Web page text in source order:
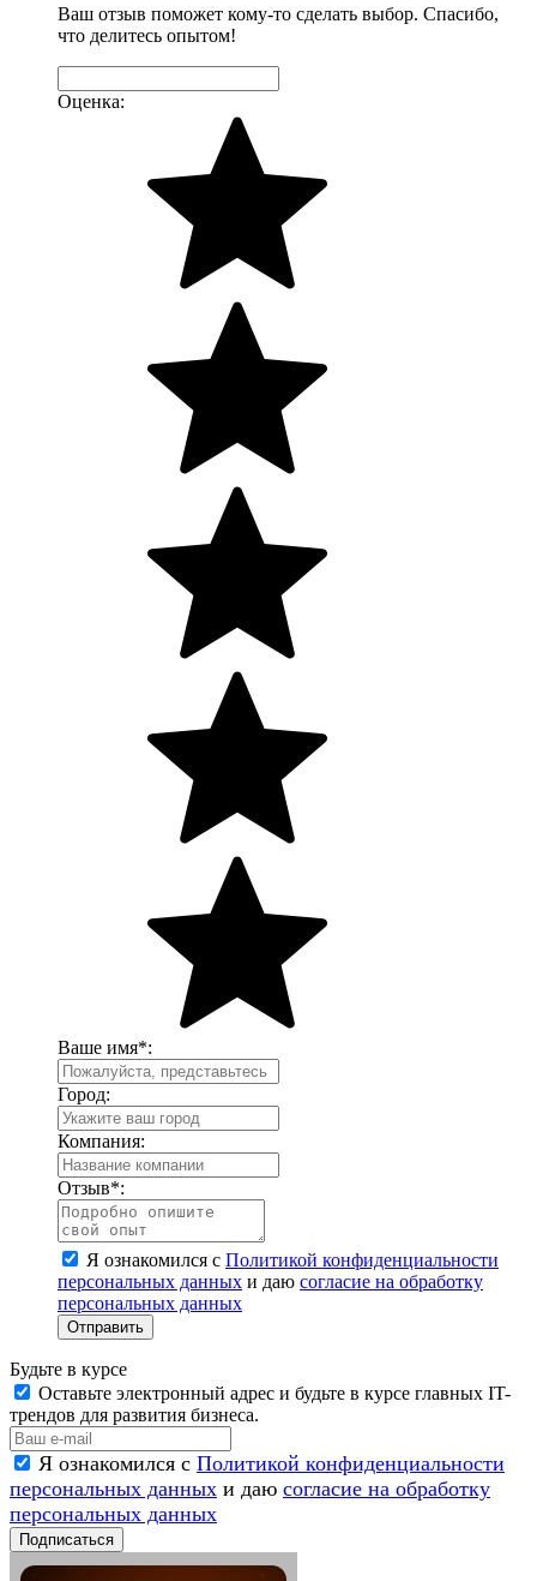
Ваш отзыв поможет кому-то сделать выбор. Спасибо,
что делитесь опытом!
Оценка:
Ваше имя*:
Город:
Компания:
Отзыв*:
Я ознакомился с Политикой конфиденциальности
персональных данных и даю согласие на обработку
персональных данных
Отправить
Будьте в курсе
Оставьте электронный адрес и будьте в курсе главных IT-
трендов для развития бизнеса.
Я ознакомился с Политикой конфиденциальности
персональных данных и даю согласие на обработку
персональных данных